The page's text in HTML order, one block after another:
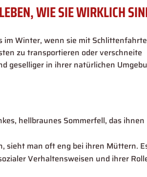
WIE SIE WIRKLICH
im Winter, wenn sie mit
zu transportieren oder verschneite
geselliger in ihrer natürlichen
hellbraunes Sommerfell, das ihnen
sieht man oft eng bei ihren Müttern.
Verhaltensweisen und ihrer